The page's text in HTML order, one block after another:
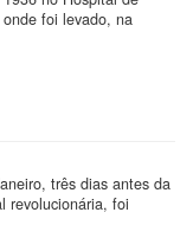
foi levado, na
três dias antes da
revolucionária, foi